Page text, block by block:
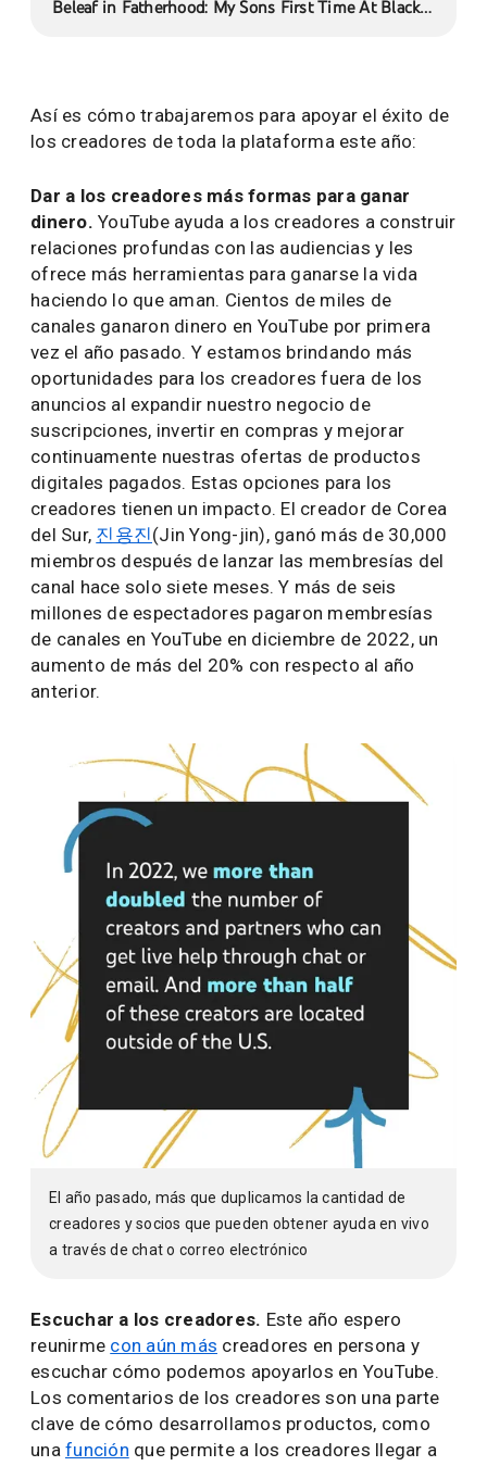
Beleaf in Fatherhood: My Sons First Time At Black
Así es cómo trabajaremos para apoyar el éxito de
los creadores de toda la plataforma este año:
Dar a los creadores más formas para ganar
dinero. YouTube ayuda a los creadores a construir
relaciones profundas con las audiencias y les
ofrece más herramientas para ganarse la vida
haciendo lo que aman. Cientos de miles de
canales ganaron dinero en YouTube por primera
vez el año pasado. Y estamos brindando más
oportunidades para los creadores fuera de los
anuncios al expandir nuestro negocio de
suscripciones, invertir en compras y mejorar
continuamente nuestras ofertas de productos
digitales pagados. Estas opciones para los
creadores tienen un impacto. El creador de Corea
del Sur, 진용진(Jin Yong-jin), ganó más de 30,000
miembros después de lanzar las membresías del
canal hace solo siete meses. Y más de seis
millones de espectadores pagaron membresías
de canales en YouTube en diciembre de 2022, un
aumento de más del 20% con respecto al año
anterior.
El año pasado, más que duplicamos la cantidad de
creadores y socios que pueden obtener ayuda en vivo
a través de chat o correo electrónico
Escuchar a los creadores. Este año espero
reunirme con aún más creadores en persona y
escuchar cómo podemos apoyarlos en YouTube.
Los comentarios de los creadores son una parte
clave de cómo desarrollamos productos, como
una función que permite a los creadores llegar a